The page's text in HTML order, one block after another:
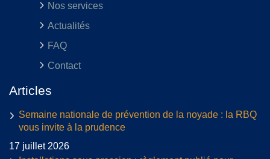
Nos services
Actualités
FAQ
Contact
Articles
Semaine nationale de prévention de la noyade : la RBQ
vous invite à la prudence
17 juillet 2026